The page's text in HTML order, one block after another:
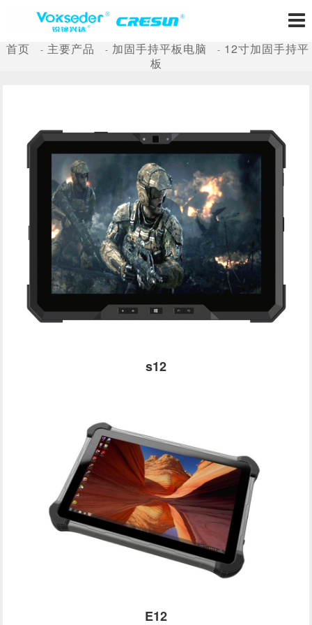
首页 主要产品 加固手持平板电脑
12寸加固手持平
板
s12
E12